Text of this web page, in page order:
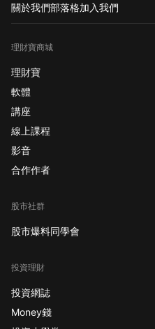
關於我們部落格加入我們
理財寶商城
理財寶
軟體
講座
線上課程
影音
合作作者
股市社群
股市爆料同學會
投資理財
投資網誌
Money錢